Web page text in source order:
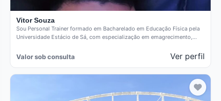
Vitor Souza
Sou Personal Trainer formado em Bacharelado em Educação Física pela
Universidade Estácio de Sá, com especialização em emagrecimento,
Valor sob consulta Ver perfil